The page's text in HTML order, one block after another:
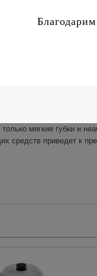
бакелитовой ручкой,
диаметр
посуды с
воде,
масла. Посуда
Вашей посуды.
мягкие губки и
средств приведет к